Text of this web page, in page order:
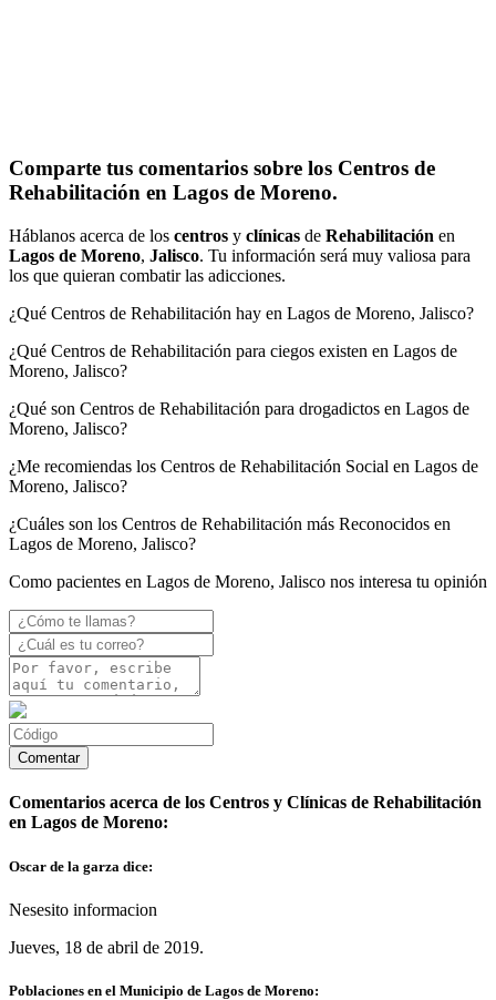
Comparte tus comentarios sobre los Centros de
Rehabilitación en Lagos de Moreno.
Háblanos acerca de los centros y clínicas de Rehabilitación en
Lagos de Moreno, Jalisco. Tu información será muy valiosa para
los que quieran combatir las adicciones.
¿Qué Centros de Rehabilitación hay en Lagos de Moreno, Jalisco?
¿Qué Centros de Rehabilitación para ciegos existen en Lagos de
Moreno, Jalisco?
¿Qué son Centros de Rehabilitación para drogadictos en Lagos de
Moreno, Jalisco?
¿Me recomiendas los Centros de Rehabilitación Social en Lagos de
Moreno, Jalisco?
¿Cuáles son los Centros de Rehabilitación más Reconocidos en
Lagos de Moreno, Jalisco?
Como pacientes en Lagos de Moreno, Jalisco nos interesa tu opinión
Comentarios acerca de los Centros y Clínicas de Rehabilitación
en Lagos de Moreno:
Oscar de la garza dice:
Nesesito informacion
Jueves, 18 de abril de 2019.
Poblaciones en el Municipio de Lagos de Moreno: